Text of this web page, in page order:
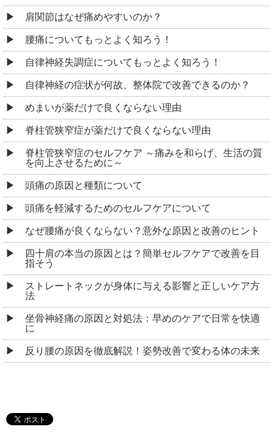
肩関節はなぜ痛めやすいのか？
腰痛についてもっとよく知ろう！
自律神経失調症についてもっとよく知ろう！
自律神経の症状が何故、整体院で改善できるのか？
めまいが薬だけで良くならない理由
脊柱管狭窄症が薬だけで良くならない理由
脊柱管狭窄症のセルフケア ～痛みを和らげ、生活の質
を向上させるために～
頭痛の原因と種類について
頭痛を軽減するためのセルフケアについて
なぜ腰痛が良くならない？意外な原因と改善のヒント
四十肩の本当の原因とは？簡単セルフケアで改善を目
指そう
ストレートネックが身体に与える影響と正しいケア方
法
坐骨神経痛の原因と対処法：早めのケアで日常を快適
に
反り腰の原因を徹底解説！姿勢改善で変わる体の未来